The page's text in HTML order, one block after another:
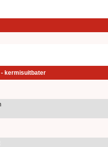
- kermisuitbater